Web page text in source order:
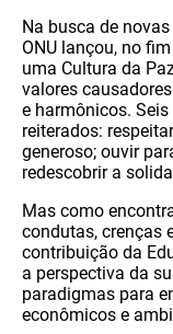
Na busca de
ONU lançou, no
uma Cultura da
valores
e harmônicos.
reiterados:
generoso; ouvir
redescobrir a
Mas como
condutas, crenças
contribuição da
a perspectiva da
paradigmas para
econômicos e